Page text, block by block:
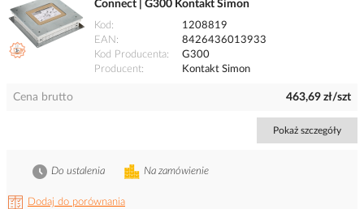
Connect | G300 Kontakt Simon
Kod
1208819
EAN
8426436013933
Kod Producenta
G300
Producent
Kontakt Simon
Cena brutto 463,69 zł/szt
Pokaż szczegóły
Dodaj do porównania
Na zamówienie
Do ustalenia